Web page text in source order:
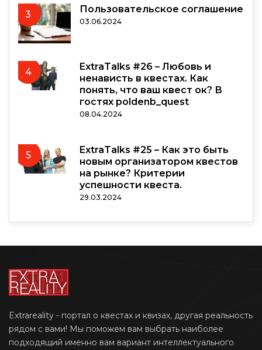
3 Пользовательское соглашение
03.06.2024
4
ExtraTalks #26 – Любовь и
ненависть в квестах. Как
понять, что ваш квест ок? В
гостях poldenb_quest
08.04.2024
5
ExtraTalks #25 – Как это быть
новым организатором квестов
на рынке? Критерии
успешности квеста.
29.03.2024
Extrareality - портал о квестах и квизах, другая реальность
рядом с вами! Мы поможем вам выбрать наиболее
подходящий именно вам вариант интеллектуального